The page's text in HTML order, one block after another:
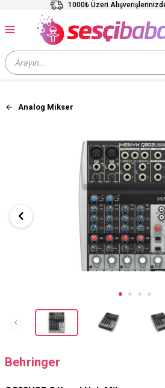
1000₺ Üzeri
Analog Mikser
Behringer